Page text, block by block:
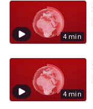
4 min
4 min